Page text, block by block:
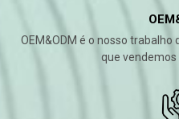
OEM&ODM é o nosso
que vendemos